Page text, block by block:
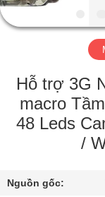
VỀ
TÔI
CHUYẾN
Hỗ trợ 3G
macro
48 Leds
/
Nguồn gốc: